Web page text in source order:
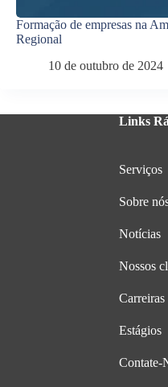
Formação de empresas na
Regional
10 de outubro de 2024
Links
Serviços
Sobre
Notícias
Nossos
Carreiras
Estágios
Contate-